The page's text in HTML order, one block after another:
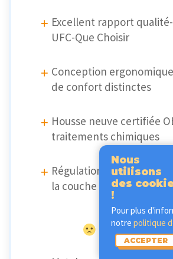
Excellent rapport
UFC-Que Choisir
Conception
de confort distinctes
Housse neuve certifiée
traitements chimiques
Régulation thermique
la couche de latex
Déconseillé
Nous
utilisons
des
!
Pour plus
notre politique
ACCEPTER